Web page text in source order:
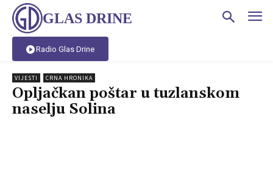
GLAS DRINE
Radio Glas Drine
VIJESTI CRNA HRONIKA
Opljačkan poštar u tuzlanskom
naselju Solina